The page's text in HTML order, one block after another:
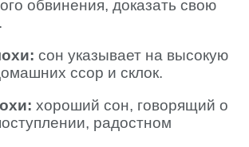
обвинения, доказать свою
сон указывает на высокую
ссор и склок.
хороший сон, говорящий о
радостном